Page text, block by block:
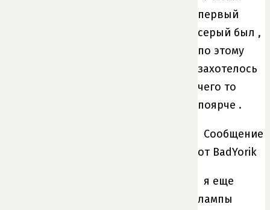
первый
серый был ,
по этому
захотелось
чего то
поярче .
Сообщение
от BadYorik
я еще
лампы